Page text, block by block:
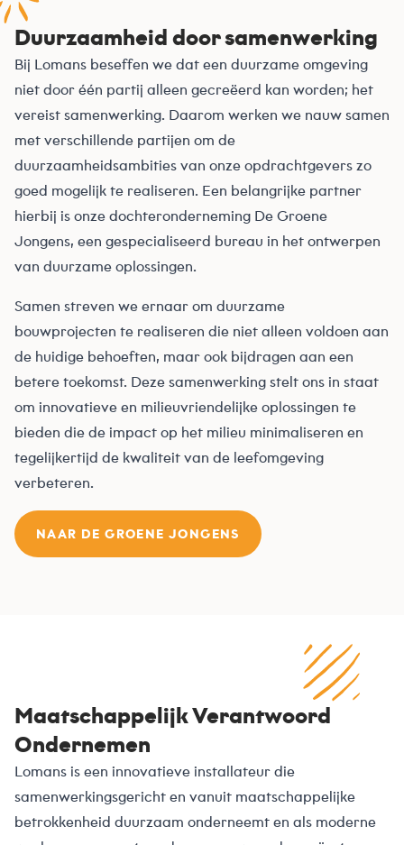
Duurzaamheid door samenwerking
Bij Lomans beseffen we dat een duurzame omgeving
niet door één partij alleen gecreëerd kan worden; het
vereist samenwerking. Daarom werken we nauw samen
met verschillende partijen om de
duurzaamheidsambities van onze opdrachtgevers zo
goed mogelijk te realiseren. Een belangrijke partner
hierbij is onze dochteronderneming De Groene
Jongens, een gespecialiseerd bureau in het ontwerpen
van duurzame oplossingen.
Samen streven we ernaar om duurzame
bouwprojecten te realiseren die niet alleen voldoen aan
de huidige behoeften, maar ook bijdragen aan een
betere toekomst. Deze samenwerking stelt ons in staat
om innovatieve en milieuvriendelijke oplossingen te
bieden die de impact op het milieu minimaliseren en
tegelijkertijd de kwaliteit van de leefomgeving
verbeteren.
NAAR DE GROENE JONGENS
Maatschappelijk Verantwoord
Ondernemen
Lomans is een innovatieve installateur die
samenwerkingsgericht en vanuit maatschappelijke
betrokkenheid duurzaam onderneemt en als moderne